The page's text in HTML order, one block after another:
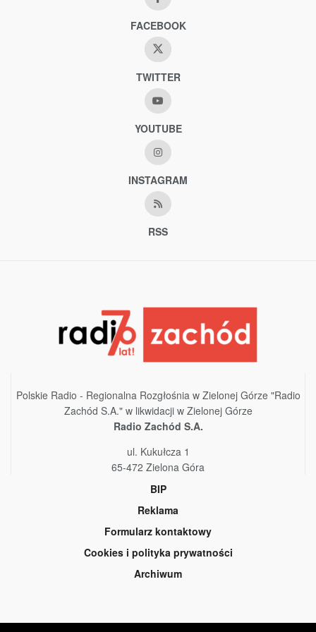
FACEBOOK
TWITTER
YOUTUBE
INSTAGRAM
RSS
Polskie Radio - Regionalna Rozgłośnia w Zielonej Górze "Radio
Zachód S.A." w likwidacji w Zielonej Górze
Radio Zachód S.A.
ul. Kukułcza 1
65-472 Zielona Góra
BIP
Reklama
Formularz kontaktowy
Cookies i polityka prywatności
Archiwum